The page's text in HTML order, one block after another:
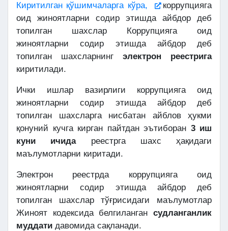
Киритилган қўшимчаларга кўра,
коррупцияга
оид жиноятларни содир этишда айбдор деб
топилган шахслар Коррупцияга оид
жиноятларни содир этишда айбдор деб
топилган шахсларнинг электрон реестрига
киритилади.
Ички ишлар вазирлиги коррупцияга оид
жиноятларни содир этишда айбдор деб
топилган шахсларга нисбатан айблов ҳукми
қонуний кучга кирган пайтдан эътиборан 3 иш
куни ичида реестрга шахс ҳақидаги
маълумотларни киритади.
Электрон реестрда коррупцияга оид
жиноятларни содир этишда айбдор деб
топилган шахслар тўғрисидаги маълумотлар
Жиноят кодексида белгиланган судланганлик
муддати давомида сақланади.